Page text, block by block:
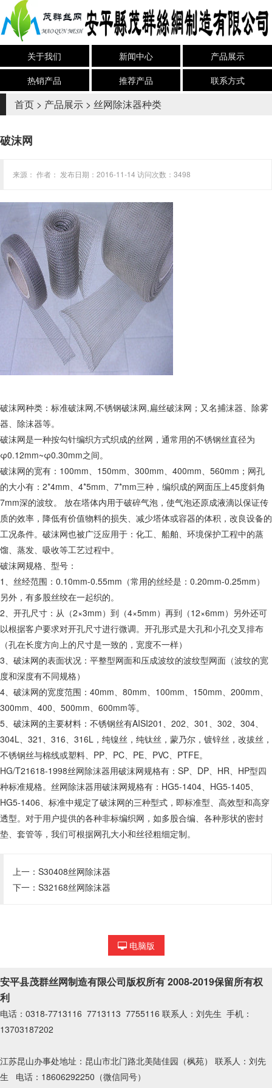
关于我们 新闻中心
产品展示
热销产品
推荐产品 联系方式
首页 > 产品展示 > 丝网除沫器种类
破沫网
来源： 作者： 发布日期：2016-11-14 访问次数：3498
破沫网种类：标准破沫网,不锈钢破沫网,扁丝破沫网；又名捕沫器、除雾
器、除沫器等。
破沫网是一种按勾针编织方式织成的丝网，通常用的不锈钢丝直径为
φ0.12mm~φ0.30mm之间。
破沫网的宽有：100mm、150mm、300mm、400mm、560mm；网孔
的大小有：2*4mm、4*5mm、7*mm三种，编织成的网面压上45度斜角
7mm深的波纹。 放在塔体内用于破碎气泡，使气泡还原成液滴以保证传
质的效率，降低有价值物料的损失、减少塔体或容器的体积，改良设备的
工况条件。破沫网也被广泛应用于：化工、船舶、环境保护工程中的蒸
馏、蒸发、吸收等工艺过程中。
破沫网规格、型号：
1、丝经范围：0.10mm-0.55mm（常用的丝经是：0.20mm-0.25mm）
另外，有多股丝绞在一起织的。
2、开孔尺寸：从（2×3mm）到（4×5mm）再到（12×6mm）另外还可
以根据客户要求对开孔尺寸进行微调。开孔形式是大孔和小孔交叉排布
（孔在长度方向上的尺寸是一致的，宽度不一样）
3、破沫网的表面状况：平整型网面和压成波纹的波纹型网面（波纹的宽
度和深度有不同规格）
4、破沫网的宽度范围：40mm、80mm、100mm、150mm、200mm、
300mm、400、500mm、600mm等。
5、破沫网的主要材料：不锈钢丝有AISI201、202、301、302、304、
304L、321、316、316L，纯镍丝，纯钛丝，蒙乃尔，镀锌丝，改拔丝，
不锈钢丝与棉线或塑料、PP、PC、PE、PVC、PTFE。
HG/T21618-1998丝网除沫器用破沫网规格有：SP、DP、HR、HP型四
种标准规格。丝网除沫器用破沫网规格有：HG5-1404、HG5-1405、
HG5-1406、标准中规定了破沫网的三种型式，即标准型、高效型和高穿
透型。对于用户提供的各种非标编织网，如多股合编、各种形状的密封
垫、套管等，我们可根据网孔大小和丝径粗细定制。
上一： S30408丝网除沫器
下一： S32168丝网除沫器
电脑版
安平县茂群丝网制造有限公司版权所有 2008-2019保留所有权
利
电话：0318-7713116 7713113 7755116 联系人：刘先生 手机：
13703187202
江苏昆山办事处地址：昆山市北门路北美陆佳园（枫苑） 联系人：刘先
生 电话：18606292250（微信同号）